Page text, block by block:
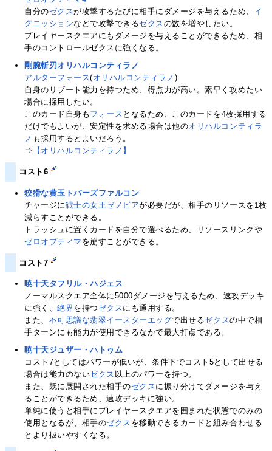
自分のゼクスが攻撃するたびに相手にダメージを与えるため、 イ
グニッションなどで攻撃できるゼクス の数を増やしたい。
プレイヤースクエアにもダメージを与えることができるため、相
手のコントロールゼクスに強くなる。
剛腕斬刃オリハルコンティラノ
アルターフォース(オリハルコンティラノ )
自身のリブート能力を持つため、得点力が高い。素早く攻めたい
場合に採用したい。
このカード自身も フォース となるため、このカードを4枚採用する
だけでもよいが、安定性を求める場合は他のオリハルコンティラ
ノ も採用するとよいだろう。
⇒
【オリハルコンティラノ】
コスト6
狡猾な黄玉トパーズファルコン
チャージに戦士の女王ゼノビアが必要だが、相手のリソースを1枚
減らすことができる。
トラッシュに置くカードを自分で選べるため、リソースリンクや
ゼロオプティマ を崩すことができる。
コスト7
暁十天タフリル・ハジェス
ノーマルスクエア全体に5000ダメージを与えるため、速攻デッキ
に強く、絶界を持つゼクスにも通用する。
また、 不可思議な翡翠イースターエッグで出せるゼクスの中で相
手ターンにも能力が使用できるなかで最大打点である。
暁十天ジュザー・ハトゥム
コスト7としてはパワーが低いが、条件下でコスト5として出せる
場合は能力のないゼクス 以上のパワーを持つ。
また、既に展開された相手のゼクスに振り分けてダメージを与え
ることができるため、速攻デッキに強い。
単純に使うと相手にプレイヤースクエアを囲まれた状態でのみの
使用となるが、相手のゼクス を移動できるカードと組み合わせる
とより扱いやすくなる。